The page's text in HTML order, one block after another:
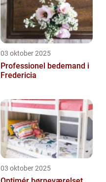
03 oktober 2025
Professionel bedemand i
Fredericia
03 oktober 2025